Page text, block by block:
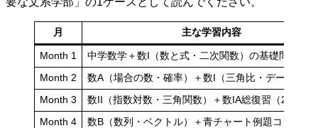
月 主な学習内容
Month 1 中学数学＋数I（数と式・二次関数）の基礎問題精講
Month 2 数A（場合の数・確率）＋数I（三角比・データの分
Month 3 数II（指数対数・三角関数）＋数IA総復習（2周目）
Month 4 数B（数列・ベクトル）＋青チャート例題コンパス